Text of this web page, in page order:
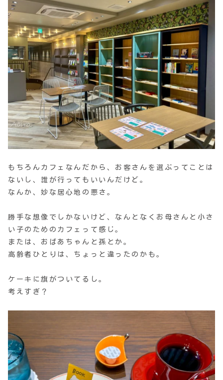
もちろんカフェなんだから、お客さんを選ぶってことは
ないし、誰が行ってもいいんだけど。
なんか、妙な居心地の悪さ。
勝手な想像でしかないけど、なんとなくお母さんと小さ
い子のためのカフェって感じ。
または、おばあちゃんと孫とか。
高齢者ひとりは、ちょっと違ったのかも。
ケーキに旗がついてるし。
考えすぎ？